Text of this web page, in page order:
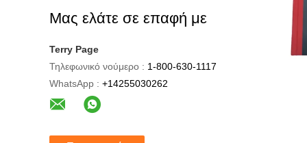
Μας ελάτε σε επαφή με
Terry Page
Τηλεφωνικό νούμερο : 1-800-630-1117
WhatsApp : +14255030262